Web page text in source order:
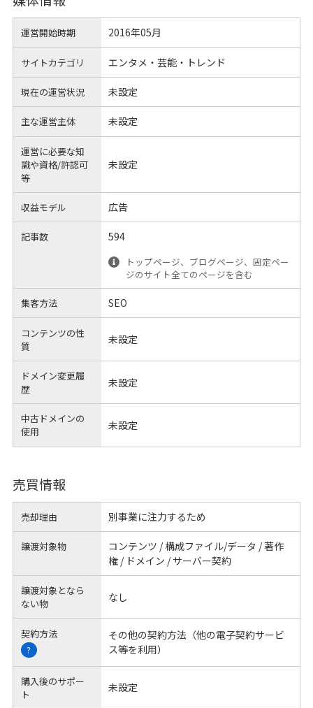
運営開始時期 2016年05月
サイトカテゴリ エンタメ・芸能・トレンド
現在の運営状況 未設定
主な運営主体 未設定
運営に必要な知
識や資格/許認可
等
未設定
収益モデル 広告
記事数 594
トップページ、ブログページ、固定ペー
ジのサイト全てのページを含む
集客方法 SEO
コンテンツの性
質
未設定
ドメイン変更履
歴
未設定
中古ドメインの
使用
未設定
売買情報
売却理由 別事業に注力するため
譲渡対象物
コンテンツ / 構成ファイル/データ / 著作
権 / ドメイン / サーバー契約
譲渡対象となら
ない物
なし
契約方法
?
その他の契約方法（他の電子契約サービ
ス等を利用）
購入後のサポー
ト
未設定